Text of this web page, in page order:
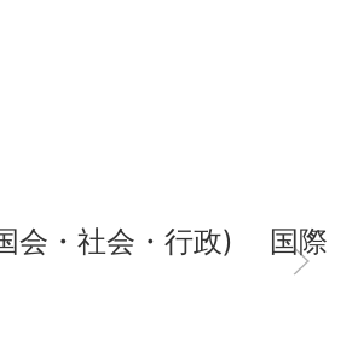
会・社会・行政) 国際